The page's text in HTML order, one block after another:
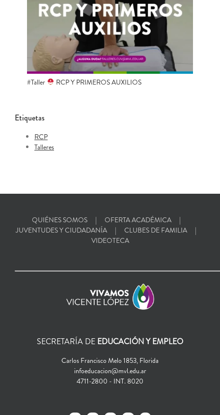
#Taller RCP Y PRIMEROS AUXILIOS
Etiquetas
RCP
Talleres
QUIÉNES SOMOS
OFERTA ACADÉMICA
JUVENTUDES Y CIUDADANÍA
CLUBES DE FAMILIA
VIDEOTECA
SECRETARÍA DE EDUCACIÓN Y EMPLEO
Carlos Francisco Melo 1853, Florida
infoeducacion@mvl.edu.ar
4711-2800 - INT. 8020